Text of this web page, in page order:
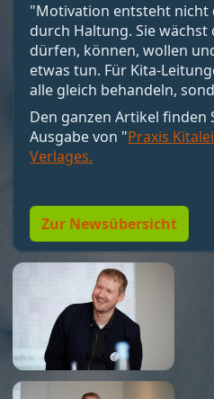
"Motivation entsteht nicht
durch Haltung. Sie
dürfen, können, wollen
etwas tun. Für Kita-
alle gleich behandeln,
motivieren, sondern
denen Motivation
sondern Resonanz geben.
Menschen so führen, dass
Den ganzen Artikel finden
Ausgabe von "Praxis
Verlages.
Zur Newsübersicht